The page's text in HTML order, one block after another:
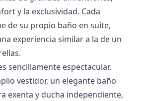
y la exclusividad. Cada
de su propio baño en suite,
experiencia similar a la de un
sencillamente espectacular.
vestidor, un elegante baño
exenta y ducha independiente,